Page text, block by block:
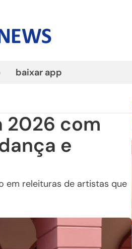
baixar app
2026 com
e
em releituras de artistas que